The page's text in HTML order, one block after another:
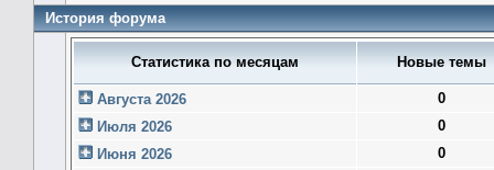
История форума
Статистика по месяцам Новые темы
Августа 2026
0
Июля 2026
0
Июня 2026
0